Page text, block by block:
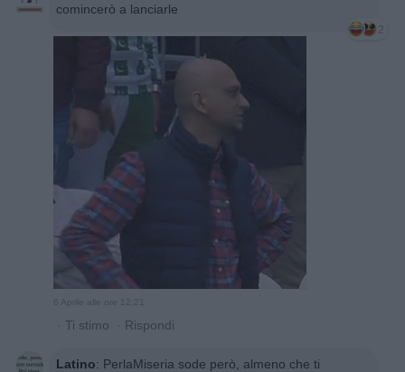
comincerò a lanciarle
2
6 Aprile alle ore 12:21
· Ti stimo · Rispondi
Latino: PerlaMiseria sode però, almeno che ti